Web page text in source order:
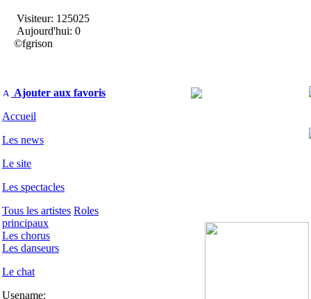
Visiteur: 125025
Aujourd'hui: 0
©fgrison
Ajouter aux favoris
Accueil
Les news
Le site
Les spectacles
Tous les artistes Roles
principaux
Les chorus
Les danseurs
Le chat
Usename: